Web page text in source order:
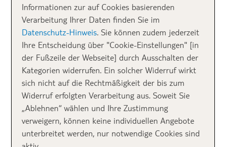
Der Fernwanderweg „Cami de Cavalls“ auf
Menorca bietet alles, was dein Wandererherz
höher schlagen lässt: historische Pfade durch
ursprüngliche Landschaften und wilde Küsten
Passionierter
Informationen zur auf Cookies basierenden
Verarbeitung Ihrer Daten finden Sie im
Datenschutz-Hinweis. Sie können zudem jederzeit
Ihre Entscheidung über "Cookie-Einstellungen" [in
der Fußzeile der Webseite] durch Ausschalten der
Kategorien widerrufen. Ein solcher Widerruf wirkt
sich nicht auf die Rechtmäßigkeit der bis zum
Widerruf erfolgten Verarbeitung aus. Soweit Sie
„Ablehnen“ wählen und Ihre Zustimmung
verweigern, können keine individuellen Angebote
unterbreitet werden, nur notwendige Cookies sind